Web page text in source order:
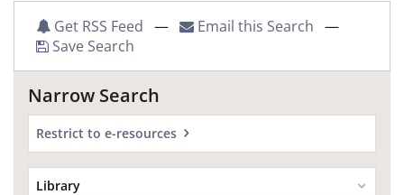
Get RSS Feed — Email this Search —
Save Search
Narrow Search
Restrict to e-resources
Library